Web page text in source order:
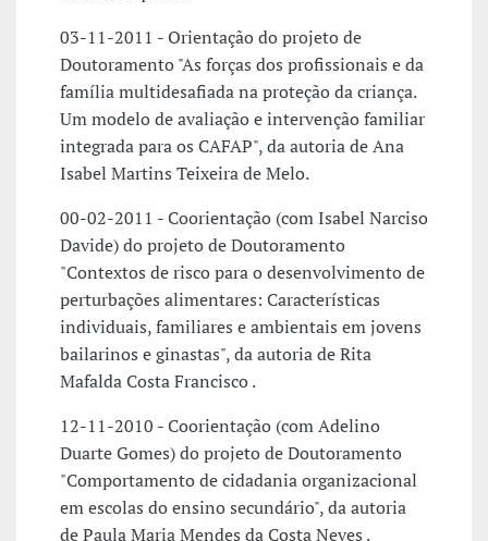
03-11-2011 - Orientação do projeto de
Doutoramento "As forças dos profissionais e da
família multidesafiada na proteção da criança.
Um modelo de avaliação e intervenção familiar
integrada para os CAFAP", da autoria de Ana
Isabel Martins Teixeira de Melo.
00-02-2011 - Coorientação (com Isabel Narciso
Davide) do projeto de Doutoramento
"Contextos de risco para o desenvolvimento de
perturbações alimentares: Características
individuais, familiares e ambientais em jovens
bailarinos e ginastas", da autoria de Rita
Mafalda Costa Francisco .
12-11-2010 - Coorientação (com Adelino
Duarte Gomes) do projeto de Doutoramento
"Comportamento de cidadania organizacional
em escolas do ensino secundário", da autoria
de Paula Maria Mendes da Costa Neves .